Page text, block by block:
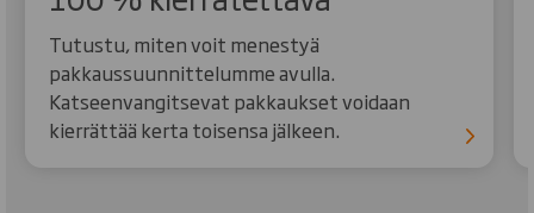
Tutustu, miten voit menestyä
pakkaussuunnittelumme avulla.
Katseenvangitsevat pakkaukset voidaan
kierrättää kerta toisensa jälkeen.